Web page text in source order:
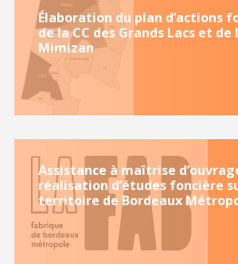
Élaboration du plan d’actions
de la CC des Grands Lacs et de
Mimizan
Assistance à maîtrise
réalisation d’études foncière
territoire de Bordeaux